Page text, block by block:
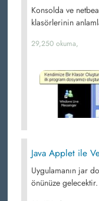
Konsolda ve
klasörlerinin
29,250 okuma,
Java Applet ile
Uygulamanın jar
önünüze gelecektir.